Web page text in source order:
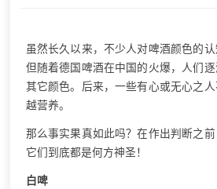
虽然长久以来，不少人对啤酒颜色的认
但随着德国啤酒在中国的火爆，人们
其它颜色。后来，一些有心或无心之
越营养。
那么事实果真如此吗？在作出判断之
它们到底都是何方神圣！
白啤